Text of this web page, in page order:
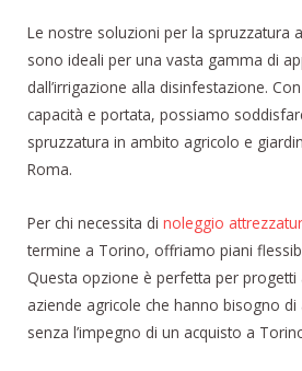
Le nostre soluzioni per la spruzzatura
sono ideali per una vasta gamma di
dall’irrigazione alla disinfestazione.
capacità e portata, possiamo
spruzzatura in ambito agricolo e
Roma.
Per chi necessita di noleggio
termine a Torino, offriamo piani
Questa opzione è perfetta per
aziende agricole che hanno bisogno
senza l’impegno di un acquisto a